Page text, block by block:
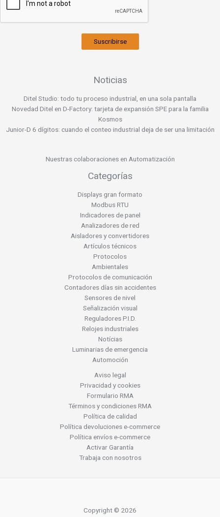
Suscribirse
Noticias
Ditel Studio: todo tu proceso industrial, en una sola pantalla
Novedad Ditel en D-Factory: tarjeta de expansión SPE para la familia
Kosmos
Junior-D 6 dígitos: cuando el conteo industrial deja de ser una limitación
Nuestras colaboraciones en Automatización
Categorías
Displays gran formato
Modbus RTU
Indicadores de panel
Analizadores de red
Aisladores y convertidores
Artículos técnicos
Protocolos
Ambientales
Protocolos de comunicación
Contadores días sin accidentes
Sensores de nivel
Señalización visual
Reguladores P.I.D.
Relojes industriales
Notícias
Luminarias de emergencia
Automoción
Aviso legal
Privacidad y cookies
Formulario RMA
Términos y condiciones RMA
Política de calidad
Política devoluciones e-commerce
Política envíos e-commerce
Activar Garantía
Trabaja con nosotros
Copyright © 2026